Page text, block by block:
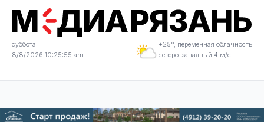
суббота
8/8/2026 10:25:56 am
+25°, переменная облачность
северо-западный 4 м/с